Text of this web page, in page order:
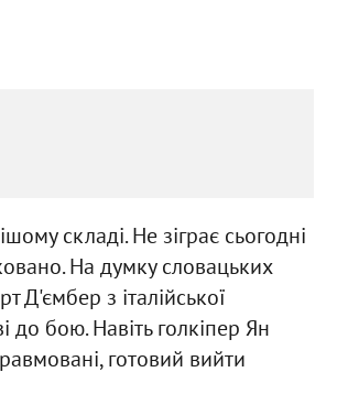
складі. Не зіграє сьогодні
На думку словацьких
Д'ємбер з італійської
до бою. Навіть голкіпер Ян
готовий вийти